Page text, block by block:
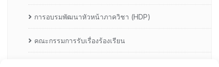
การอบรมพัฒนาหัวหน้าภาควิชา (HDP)
คณะกรรมการรับเรื่องร้องเรียน